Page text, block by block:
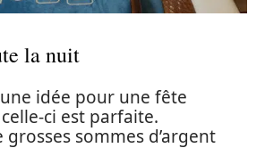
la nuit
idée pour une fête
ci est parfaite.
grosses sommes d’argent